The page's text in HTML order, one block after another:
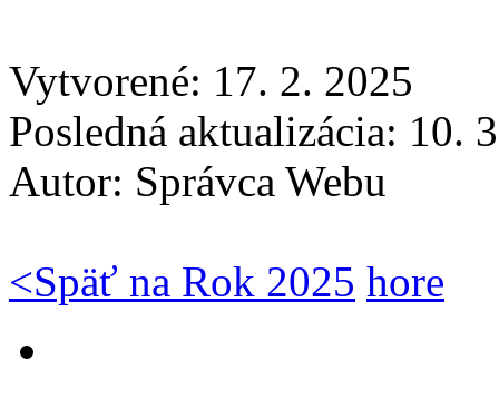
Vytvorené: 17. 2. 2025
Posledná aktualizácia: 10.
Autor: Správca Webu
<Späť na Rok 2025 hore